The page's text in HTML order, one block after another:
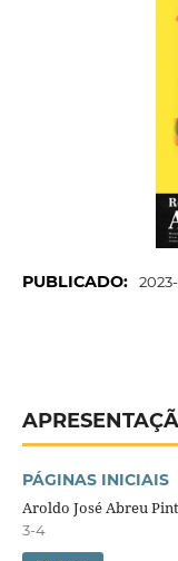
PUBLICADO:
PÁGINAS INICIAIS
Aroldo José Abreu
3-4